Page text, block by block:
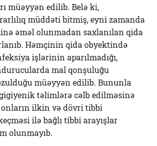
müəyyən edilib. Belə ki,
müddəti bitmiş, eyni zamanda
əməl olunmadan saxlanılan qida
Həmçinin qida obyektində
işlərinin aparılmadığı,
mal qonşuluğu
müəyyən edilib. Bununla
təlimlərə cəlb edilməsinə
ilkin və dövri tibbi
ilə bağlı tibbi arayışlar
olunmayıb.